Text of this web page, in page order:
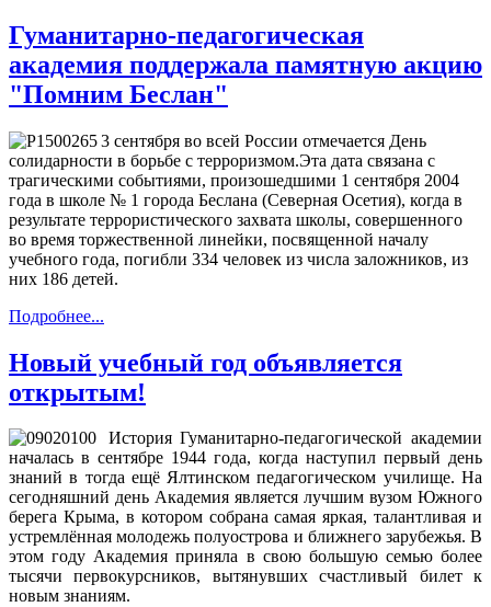
Гуманитарно-педагогическая
академия поддержала памятную акцию
"Помним Беслан"
3 сентября во всей России отмечается День
солидарности в борьбе с терроризмом.Эта дата связана с
трагическими событиями, произошедшими 1 сентября 2004
года в школе № 1 города Беслана (Северная Осетия), когда в
результате террористического захвата школы, совершенного
во время торжественной линейки, посвященной началу
учебного года, погибли 334 человек из числа заложников, из
них 186 детей.
Подробнее...
Новый учебный год объявляется
открытым!
История Гуманитарно-педагогической академии
началась в сентябре 1944 года, когда наступил первый день
знаний в тогда ещё Ялтинском педагогическом училище. На
сегодняшний день Академия является лучшим вузом Южного
берега Крыма, в котором собрана самая яркая, талантливая и
устремлённая молодежь полуострова и ближнего зарубежья. В
этом году Академия приняла в свою большую семью более
тысячи первокурсников, вытянувших счастливый билет к
новым знаниям.